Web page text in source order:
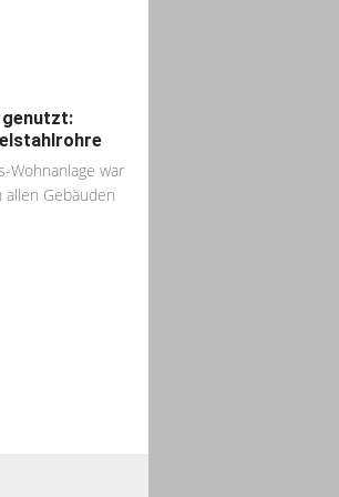
genutzt:
Wohnanlage war
Gebäuden